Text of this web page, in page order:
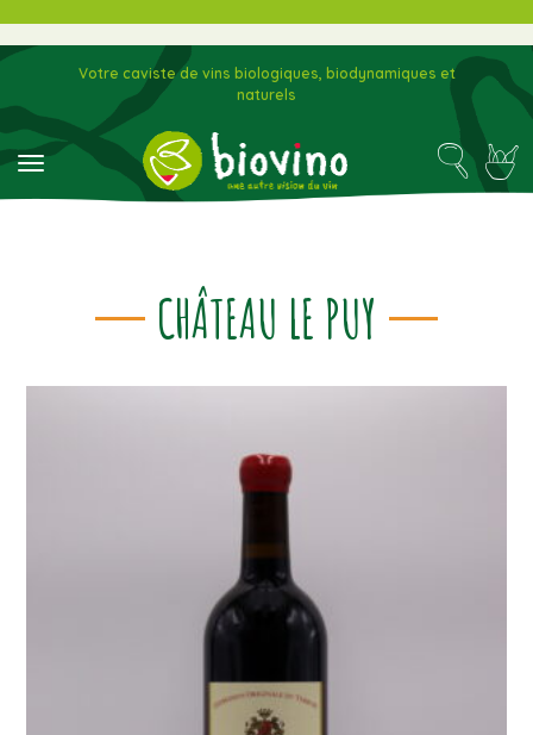
toggle navigation
Votre caviste de vins biologiques, biodynamiques et
naturels
CHÂTEAU LE PUY